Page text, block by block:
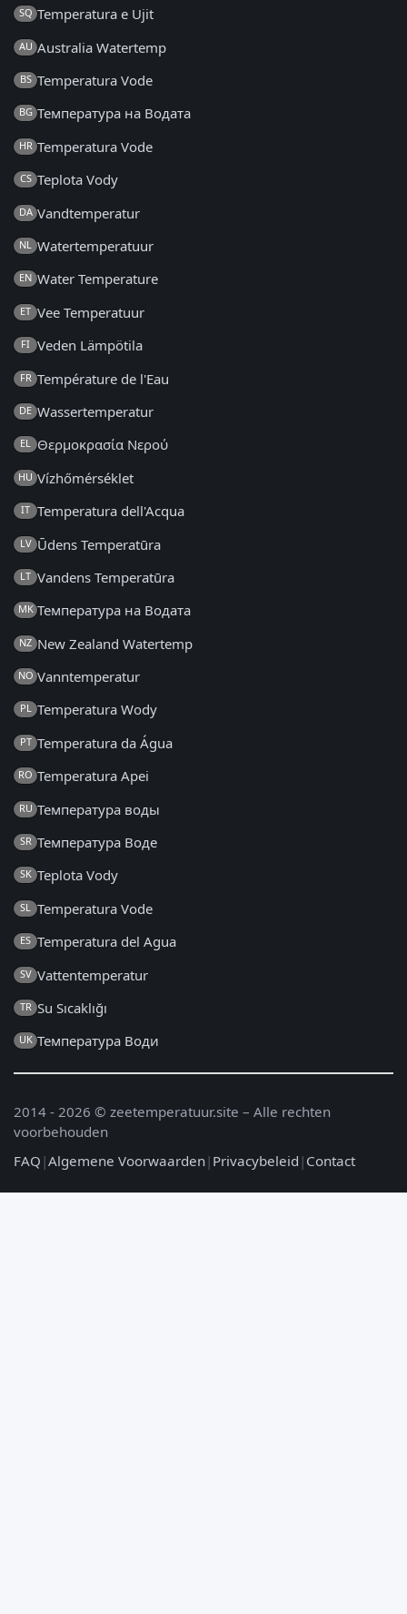
SQ Temperatura e Ujit
AU Australia Watertemp
BS Temperatura Vode
BG Температура на Водата
HR Temperatura Vode
CS Teplota Vody
DA Vandtemperatur
NL Watertemperatuur
EN Water Temperature
ET Vee Temperatuur
FI Veden Lämpötila
FR Température de l'Eau
DE Wassertemperatur
EL Θερμοκρασία Νερού
HU Vízhőmérséklet
IT Temperatura dell'Acqua
LV Ūdens Temperatūra
LT Vandens Temperatūra
MK Температура на Водата
NZ New Zealand Watertemp
NO Vanntemperatur
PL Temperatura Wody
PT Temperatura da Água
RO Temperatura Apei
RU Температура воды
SR Температура Воде
SK Teplota Vody
SL Temperatura Vode
ES Temperatura del Agua
SV Vattentemperatur
TR Su Sıcaklığı
UK Температура Води
2014 - 2026 © zeetemperatuur.site – Alle rechten
voorbehouden
FAQ |Algemene Voorwaarden| Privacybeleid | Contact